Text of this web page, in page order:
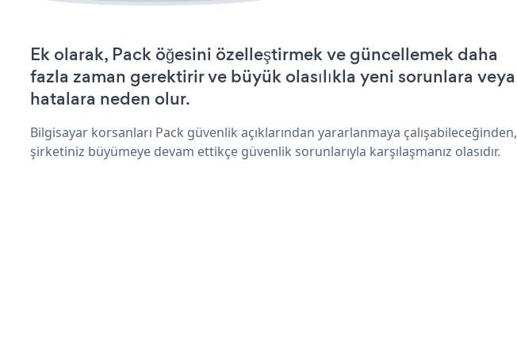
Ek olarak, Pack öğesini özelleştirmek ve güncellemek daha
fazla zaman gerektirir ve büyük olasılıkla yeni sorunlara veya
hatalara neden olur.
Bilgisayar korsanları Pack güvenlik açıklarından yararlanmaya çalışabileceğinden,
şirketiniz büyümeye devam ettikçe güvenlik sorunlarıyla karşılaşmanız olasıdır.